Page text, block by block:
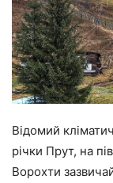
Відомий
річки Прут, на
Ворохти